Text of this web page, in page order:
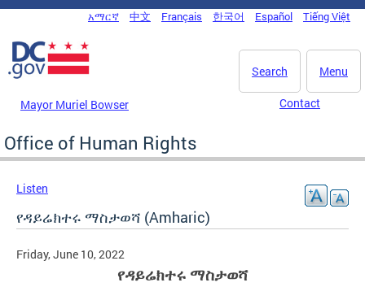
Skip to main content
DC Agency Top Menu
አማርኛ 中文 Français 한국어 Español Tiếng Việt
Menu
Search
Mayor Muriel Bowser Contact
Office of Human Rights
Listen
የዳይሬክተሩ ማስታወሻ (Amharic)
Friday, June 10, 2022
የዳይሬክተሩ ማስታወሻ